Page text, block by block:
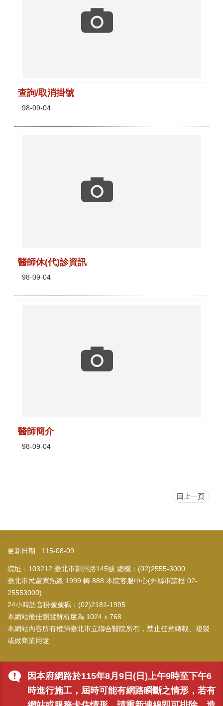
因本府網路於115年8月9日(日)上午9時至下午6
時進行施工，屆時可能有網路瞬斷之情形，若有
查詢/取消掛號
98-09-04
醫師休(代)診資訊
98-09-04
醫師簡介
98-09-04
回上一頁
:::
更新日期 115-08-09
院址：103212 臺北市鄭州路145號 總機：(02)2555-3000
臺北市民當家熱線 1999 轉 888 本院客服中心(外縣市請撥 02-
25553000)
24小時語音掛號號碼：(02)2181-1995
本網站最佳瀏覽解析度為 1024 x 768
本網站內容所有權歸臺北市立聯合醫院所有，禁止任意轉載、複製
或做商業用途